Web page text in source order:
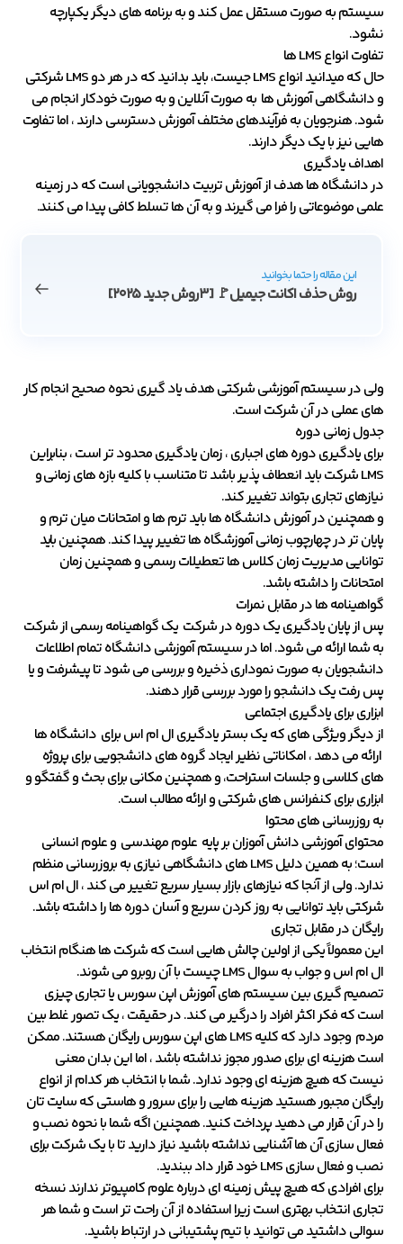
سیستم به صورت مستقل عمل کند و به برنامه های دیگر یکپارچه
نشود.
تفاوت انواع LMS ها
حال که میدانید انواع LMS جیست، باید بدانید که در هر دو LMS شرکتی
و دانشگاهی آموزش ها به صورت آنلاین و به صورت خودکار انجام می
شود. هنرجویان به فرآیندهای مختلف آموزش دسترسی دارند ، اما تفاوت
هایی نیز با یک دیگر دارند.
اهداف یادگیری
در دانشگاه ها هدف از آموزش تربیت دانشجویانی است که در زمینه
علمی موضوعاتی را فرا می گیرند و به آن ها تسلط کافی پیدا می کنند.
این مقاله را حتما بخوانید
روش حذف اکانت جیمیل🚩 [۳روش جدید ۲۰۲۵]
ولی در سیستم آموزشی شرکتی هدف یاد گیری نحوه صحیح انجام کار
های عملی در آن شرکت است.
جدول زمانی دوره
برای یادگیری دوره های اجباری ، زمان یادگیری محدود تر است ، بنابراین
LMS شرکت باید انعطاف پذیر باشد تا متناسب با کلیه بازه های زمانی و
نیازهای تجاری بتواند تغییر کند.
و همچنین در آموزش دانشگاه ها باید ترم ها و امتحانات میان ترم و
پایان تر در چهارچوب زمانی آموزشگاه ها تغییر پیدا کند. همچنین باید
توانایی مدیریت زمان کلاس ها تعطیلات رسمی و همچنین زمان
امتحانات را داشته باشد.
گواهینامه ها در مقابل نمرات
پس از پایان یادگیری یک دوره در شرکت یک گواهینامه رسمی از شرکت
به شما ارائه می شود. اما در سیستم آموزشی دانشگاه تمام اطلاعات
دانشجویان به صورت نموداری ذخیره و بررسی می شود تا پیشرفت و یا
پس رفت یک دانشجو را مورد بررسی قرار دهند.
ابزاری برای یادگیری اجتماعی
از دیگر ویژگی های که یک بستر یادگیری ال ام اس برای دانشگاه ها
ارائه می دهد ، امکاناتی نظیر ایجاد گروه های دانشجویی برای پروژه
های کلاسی و جلسات استراحت، و همچنین مکانی برای بحث و گفتگو و
ابزاری برای کنفرانس های شرکتی و ارائه مطالب است.
به روزرسانی های محتوا
محتوای آموزشی دانش آموزان بر پایه علوم مهندسی و علوم انسانی
است؛ به همین دلیل LMS های دانشگاهی نیازی به بروزرسانی منظم
ندارد. ولی از آنجا که نیازهای بازار بسیار سریع تغییر می کند ، ال ام اس
شرکتی باید توانایی به روز کردن سریع و آسان دوره ها را داشته باشد.
رایگان در مقابل تجاری
این معمولاً یکی از اولین چالش هایی است که شرکت ها هنگام انتخاب
ال ام اس و جواب به سوال LMS چیست با آن روبرو می شوند.
تصمیم گیری بین سیستم های آموزش اپن سورس یا تجاری چیزی
است که فکر اکثر افراد را درگیر می کند. در حقیقت ، یک تصور غلط بین
مردم وجود دارد که کلیه LMS های اپن سورس رایگان هستند. ممکن
است هزینه ای برای صدور مجوز نداشته باشد ، اما این بدان معنی
نیست که هیچ هزینه ای وجود ندارد. شما با انتخاب هر کدام از انواع
رایگان مجبور هستید هزینه هایی را برای سرور و هاستی که سایت تان
را در آن قرار می دهید پرداخت کنید. همچنین اگه شما با نحوه نصب و
فعال سازی آن ها آشنایی نداشته باشید نیاز دارید تا با یک شرکت برای
نصب و فعال سازی LMS خود قرار داد ببندید.
برای افرادی که هیچ پیش زمینه ای درباره علوم کامپیوتر ندارند نسخه
تجاری انتخاب بهتری است زیرا استفاده از آن راحت تر است و شما هر
سوالی داشتید می توانید با تیم پشتیبانی در ارتباط باشید.